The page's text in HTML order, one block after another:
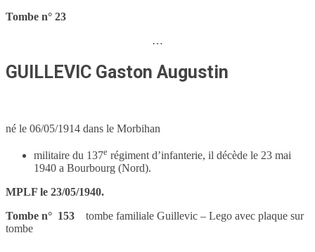
Tombe n° 23
…
GUILLEVIC Gaston Augustin
né le 06/05/1914 dans le Morbihan
militaire du 137e régiment d’infanterie, il décède le 23 mai
1940 a Bourbourg (Nord).
MPLF le 23/05/1940.
Tombe n° 153 tombe familiale Guillevic – Lego avec plaque sur
tombe